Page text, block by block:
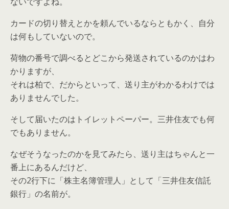
カードの切り替えとかを頼んでいるならともかく、自分
は何もしていないので。
荷物の番号で調べるとどこから発送されているのかはわ
かりますが、
それは柏で、だからといって、送り主がわかるわけでは
ありませんでした。
そして届いたのはトイレットペーパー。三井住友でも何
でもありません。
なぜそうなったのかを見てみたら、送り主はちゃんと一
番上にあるんだけど、
その2行下に「株主名簿管理人」として「三井住友信託
銀行」の名前が。